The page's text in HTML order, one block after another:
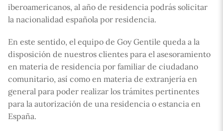
iberoamericanos, al año de residencia podrás solicitar
la nacionalidad española por residencia.
En este sentido, el equipo de Goy Gentile queda a la
disposición de nuestros clientes para el asesoramiento
en materia de residencia por familiar de ciudadano
comunitario, así como en materia de extranjería en
general para poder realizar los trámites pertinentes
para la autorización de una residencia o estancia en
España.